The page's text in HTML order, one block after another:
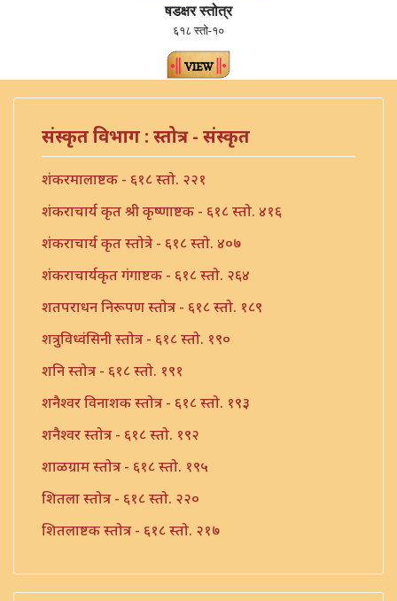
षडक्षर स्तोत्र
६१८ स्तो-१०
संस्कृत विभाग : स्तोत्र - संस्कृत
शंकरमालाष्टक - ६१८ स्तो. २२१
शंकराचार्य कृत श्री कृष्णाष्टक - ६१८ स्तो. ४१६
शंकराचार्य कृत स्तोत्रे - ६१८ स्तो. ४०७
शंकराचार्यकृत गंगाष्टक - ६१८ स्तो. २६४
शतपराधन निरूपण स्तोत्र - ६१८ स्तो. १८९
शत्रुविध्वंसिनी स्तोत्र - ६१८ स्तो. १९०
शनि स्तोत्र - ६१८ स्तो. १९१
शनैश्वर विनाशक स्तोत्र - ६१८ स्तो. १९३
शनैश्वर स्तोत्र - ६१८ स्तो. १९२
शाळग्राम स्तोत्र - ६१८ स्तो. १९५
शितला स्तोत्र - ६१८ स्तो. २२०
शितलाष्टक स्तोत्र - ६१८ स्तो. २१७
शिव नामावली - ६१८ स्तो. ३९०